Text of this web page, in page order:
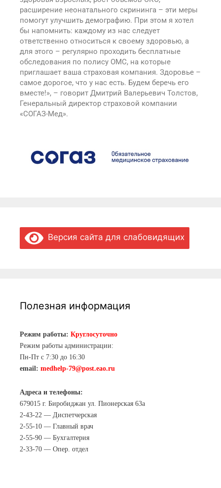
расширение неонатального скрининга – эти меры
помогут улучшить демографию. При этом я хотел
бы напомнить: каждому из нас следует
ответственно относиться к своему здоровью, а
для этого – регулярно проходить бесплатные
обследования по полису ОМС, на которые
приглашает ваша страховая компания. Здоровье –
самое дорогое, что у нас есть. Будем беречь его
вместе!», – говорит Дмитрий Валерьевич Толстов,
Генеральный директор страховой компании
«СОГАЗ-Мед».
Версия сайта для слабовидящих
Полезная информация
Режим работы: Круглосуточно
Режим работы администрации:
Пн-Пт с 7:30 до 16:30
email: medhelp-79@post.eao.ru
Адреса и телефоны:
679015 г. Биробиджан ул. Пионерская 63а
2-43-22 — Диспетчерская
2-55-10 — Главный врач
2-55-90 — Бухгалтерия
2-33-70 — Опер. отдел